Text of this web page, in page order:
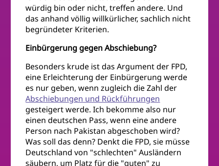
würdig bin oder nicht, treffen andere. Und
das anhand völlig willkürlicher, sachlich nicht
begründeter Kriterien.
Einbürgerung gegen Abschiebung?
Besonders krude ist das Argument der FPD,
eine Erleichterung der Einbürgerung werde
es nur geben, wenn zugleich die Zahl der
Abschiebungen und Rückführungen
gesteigert werde. Ich bekomme also nur
einen deutschen Pass, wenn eine andere
Person nach Pakistan abgeschoben wird?
Was soll das denn? Denkt die FPD, sie müsse
Deutschland von "schlechten" Ausländern
säubern, um Platz für die "guten" zu